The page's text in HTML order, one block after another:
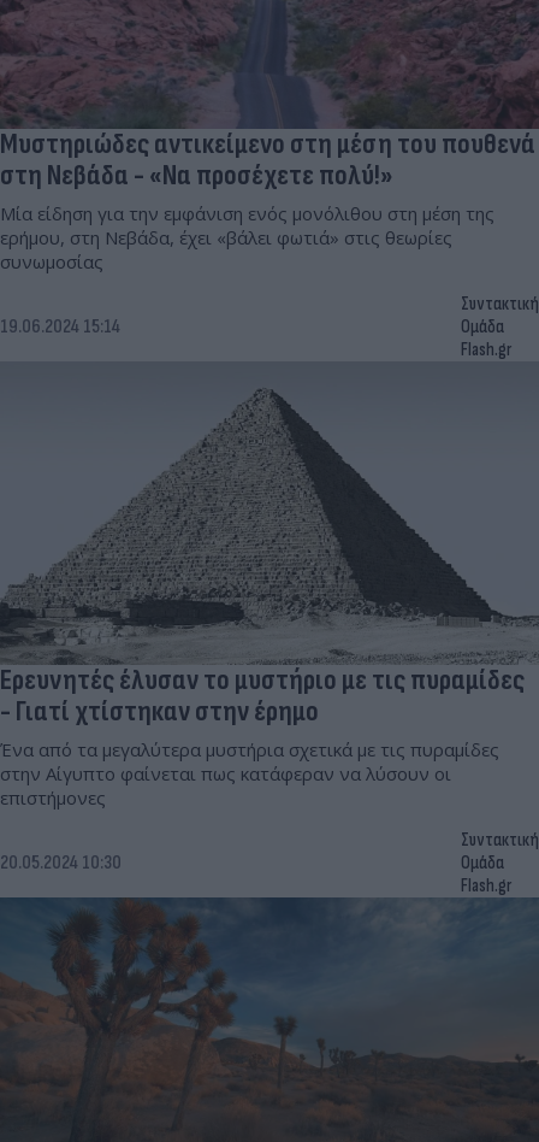
Μυστηριώδες αντικείμενο στη μέση του πουθενά
στη Νεβάδα - «Να προσέχετε πολύ!»
Μία είδηση για την εμφάνιση ενός μονόλιθου στη μέση της
ερήμου, στη Νεβάδα, έχει «βάλει φωτιά» στις θεωρίες
συνωμοσίας
19.06.2024 15:14
Συντακτική
Ομάδα
Flash.gr
Ερευνητές έλυσαν το μυστήριο με τις πυραμίδες
- Γιατί χτίστηκαν στην έρημο
Ένα από τα μεγαλύτερα μυστήρια σχετικά με τις πυραμίδες
στην Αίγυπτο φαίνεται πως κατάφεραν να λύσουν οι
επιστήμονες
20.05.2024 10:30
Συντακτική
Ομάδα
Flash.gr